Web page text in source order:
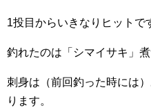
1投目からいきなりヒットで
釣れたのは「シマイサキ」
刺身は（前回釣った時には
ります。